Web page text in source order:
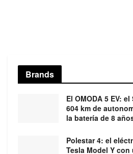
Brands
El OMODA 5 EV:
604 km de
la batería de 8
Polestar 4: el
Tesla Model Y